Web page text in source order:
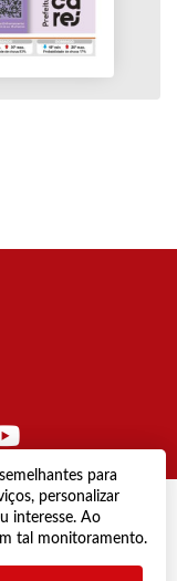
para
personalizar
interesse. Ao
tal monitoramento.